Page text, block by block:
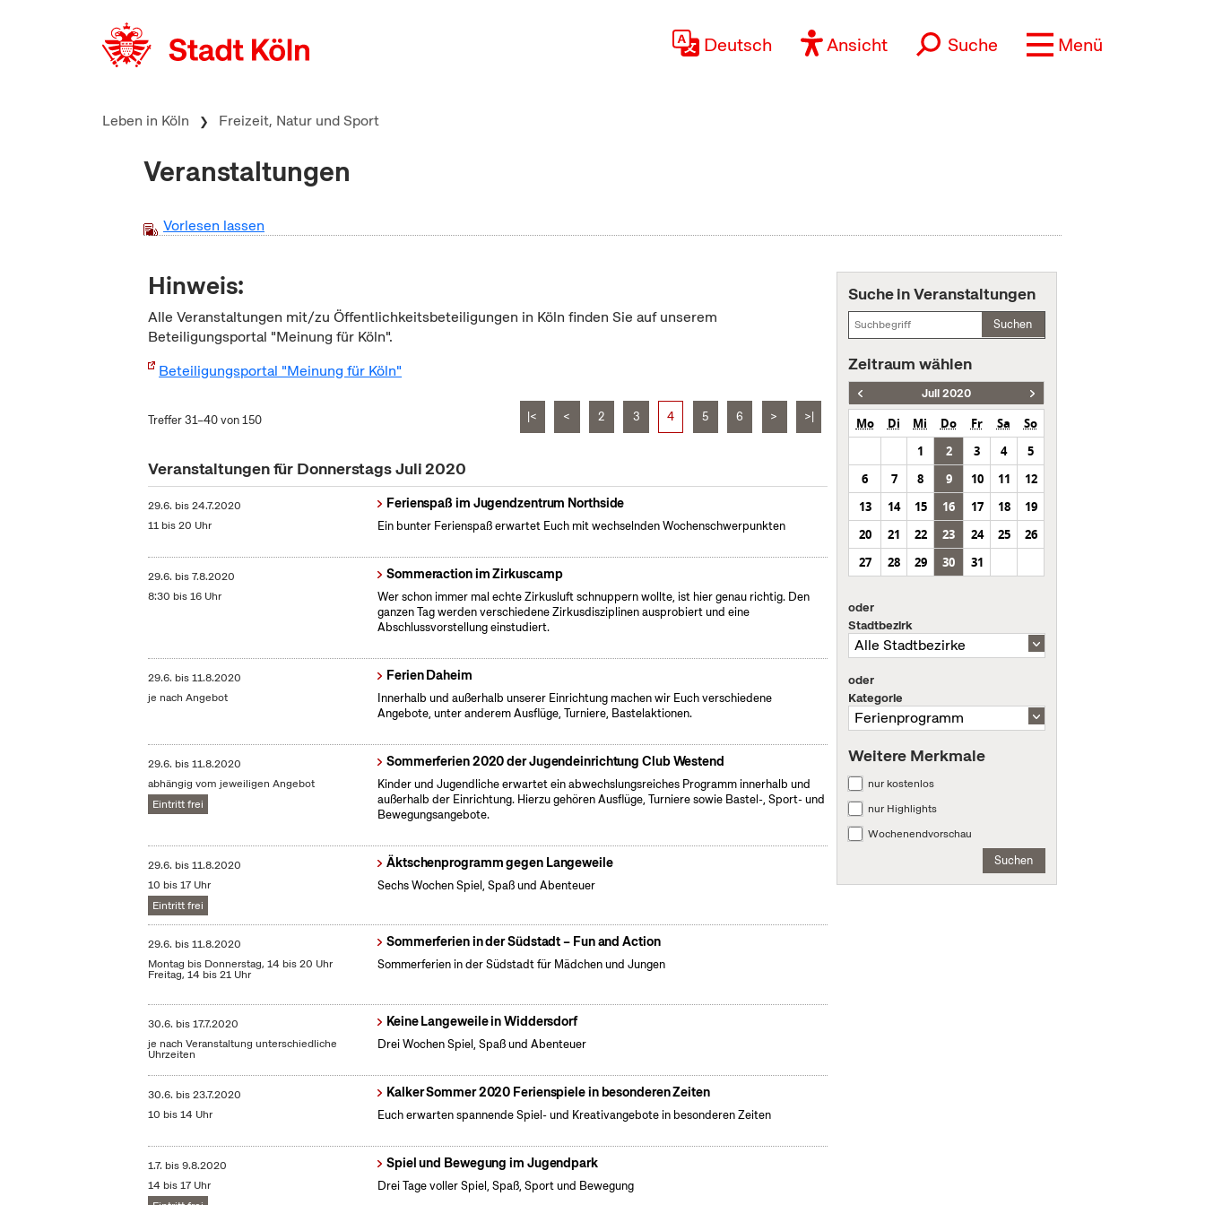
Deutsch Ansicht Suche Menü
Leben in Köln Freizeit, Natur und Sport
Veranstaltungen
Vorlesen lassen
Hinweis:
Alle Veranstaltungen mit/zu Öffentlichkeitsbeteiligungen in Köln finden Sie auf unserem
Beteiligungsportal "Meinung für Köln".
Beteiligungsportal "Meinung für Köln"
Treffer 31–40 von 150 |< < 2 3 4 5 6 > >|
Veranstaltungen für Donnerstags Juli 2020
29.6. bis24.7.2020
11 bis 20 Uhr
Ferienspaß im Jugendzentrum Northside
Ein bunter Ferienspaß erwartet Euch mit wechselnden Wochenschwerpunkten
29.6. bis7.8.2020
8:30 bis 16 Uhr
Sommeraction im Zirkuscamp
Wer schon immer mal echte Zirkusluft schnuppern wollte, ist hier genau richtig. Den
ganzen Tag werden verschiedene Zirkusdisziplinen ausprobiert und eine
Abschlussvorstellung einstudiert.
29.6. bis11.8.2020
je nach Angebot
Ferien Daheim
Innerhalb und außerhalb unserer Einrichtung machen wir Euch verschiedene
Angebote, unter anderem Ausflüge, Turniere, Bastelaktionen.
29.6. bis11.8.2020
abhängig vom jeweiligen Angebot
Eintritt frei
Sommerferien 2020 der Jugendeinrichtung Club Westend
Kinder und Jugendliche erwartet ein abwechslungsreiches Programm innerhalb und
außerhalb der Einrichtung. Hierzu gehören Ausflüge, Turniere sowie Bastel-, Sport- und
Bewegungsangebote.
29.6. bis11.8.2020
10 bis 17 Uhr
Eintritt frei
Äktschenprogramm gegen Langeweile
Sechs Wochen Spiel, Spaß und Abenteuer
29.6. bis11.8.2020
Montag bis Donnerstag, 14 bis 20 Uhr
Freitag, 14 bis 21 Uhr
Sommerferien in der Südstadt – Fun and Action
Sommerferien in der Südstadt für Mädchen und Jungen
30.6. bis17.7.2020
je nach Veranstaltung unterschiedliche
Uhrzeiten
Keine Langeweile in Widdersdorf
Drei Wochen Spiel, Spaß und Abenteuer
30.6. bis23.7.2020
10 bis 14 Uhr
Kalker Sommer 2020 Ferienspiele in besonderen Zeiten
Euch erwarten spannende Spiel- und Kreativangebote in besonderen Zeiten
1.7. bis9.8.2020
14 bis 17 Uhr
Spiel und Bewegung im Jugendpark
Drei Tage voller Spiel, Spaß, Sport und Bewegung
Suche in Veranstaltungen
Suchen
Zeitraum wählen
Juli 2020
Mo Di Mi Do Fr Sa
So
1
2 3 4
5
6
7 8 9 10 11
12
13
14 15 16 17 18
19
20
21 22 23 24 25
26
27
28 29 30 31
oder
Stadtbezirk
oder
Kategorie
Weitere Merkmale
nur kostenlos
nur Highlights
Wochenendvorschau
Suchen